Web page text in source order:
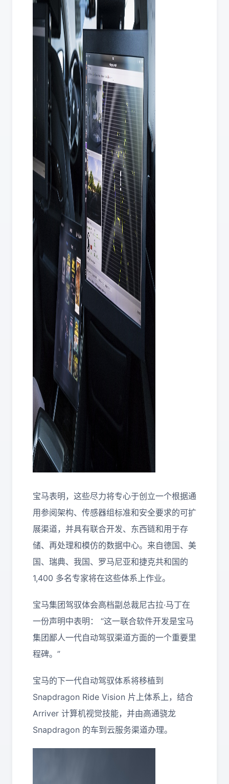
宝马表明，这些尽力将专心于创立一个根据通
用参阅架构、传感器组标准和安全要求的可扩
展渠道，并具有联合开发、东西链和用于存
储、再处理和模仿的数据中心。来自德国、美
国、瑞典、我国、罗马尼亚和捷克共和国的
1,400 多名专家将在这些体系上作业。
宝马集团驾驭体会高档副总裁尼古拉·马丁在
一份声明中表明： “这一联合软件开发是宝马
集团鄙人一代自动驾驭渠道方面的一个重要里
程碑。”
宝马的下一代自动驾驭体系将移植到
Snapdragon Ride Vision 片上体系上，结合
Arriver 计算机视觉技能，并由高通骁龙
Snapdragon 的车到云服务渠道办理。